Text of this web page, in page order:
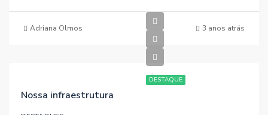
Adriana Olmos 3 anos atrás
DESTAQUE
Nossa infraestrutura